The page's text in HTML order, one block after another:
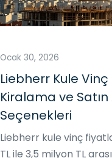
Ocak 30, 2026
Liebherr Kule Vinç
Kiralama ve
Seçenekleri
Liebherr kule vinç
TL ile 3,5 milyon TL